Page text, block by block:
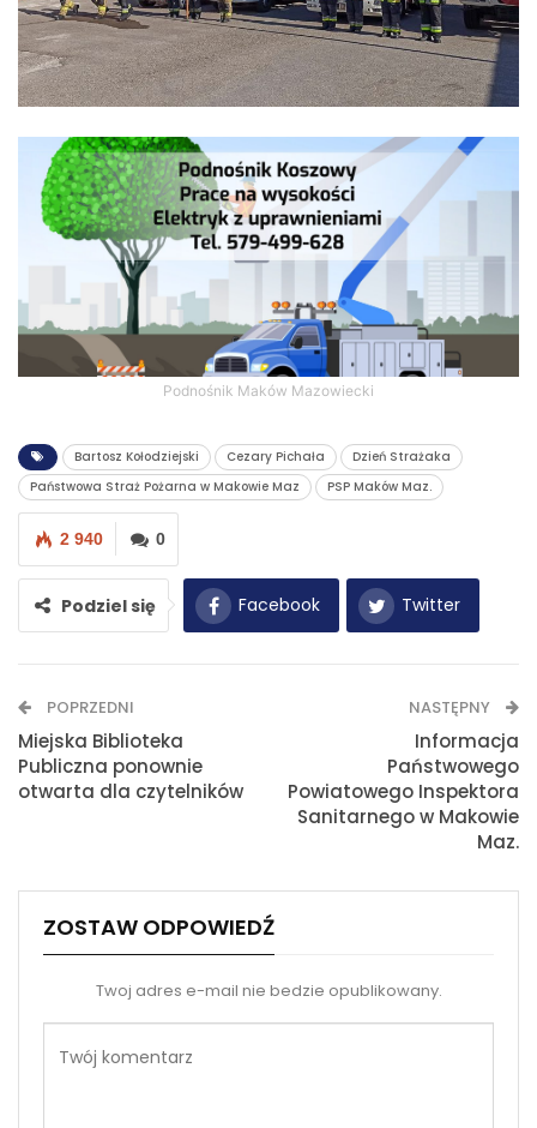
Podnośnik Maków Mazowiecki
Bartosz Kołodziejski Cezary Pichała
Dzień Strażaka
Państwowa Straż Pożarna w Makowie Maz
PSP Maków Maz.
0
2 940
Podziel się Facebook Twitter
POPRZEDNI
Miejska Biblioteka
Publiczna ponownie
otwarta dla czytelników
NASTĘPNY
Informacja
Państwowego
Powiatowego Inspektora
Sanitarnego w Makowie
Maz.
ZOSTAW ODPOWIEDŹ
Twoj adres e-mail nie bedzie opublikowany.